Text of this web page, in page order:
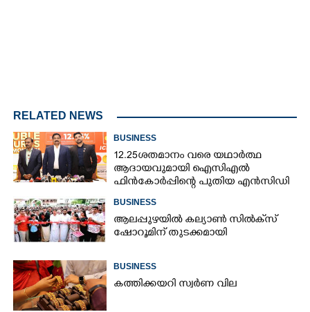
RELATED NEWS
BUSINESS
12.25ശതമാനം വരെ യഥാർത്ഥ
ആദായവുമായി ഐസിഎൽ
ഫിൻകോർപ്പിന്റെ പുതിയ എൻസിഡി
BUSINESS
ആലപ്പുഴയിൽ കല്യാൺ സിൽക്‌സ്
ഷോറൂമിന് തുടക്കമായി
BUSINESS
കത്തിക്കയറി സ്വർണ വില